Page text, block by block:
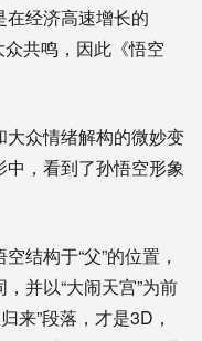
经济高速增长的
共鸣，因此《悟空
大众情绪解构的微妙变
，看到了孙悟空形象
结构于“父”的位置，
并以“大闹天宫”为前
来”段落，才是3D，